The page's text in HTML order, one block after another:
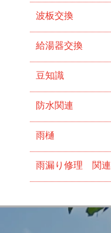
波板交換
給湯器交換
豆知識
防水関連
雨樋
雨漏り修理 関連